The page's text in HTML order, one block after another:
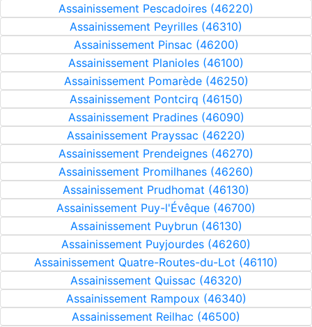
Assainissement Pescadoires (46220)
Assainissement Peyrilles (46310)
Assainissement Pinsac (46200)
Assainissement Planioles (46100)
Assainissement Pomarède (46250)
Assainissement Pontcirq (46150)
Assainissement Pradines (46090)
Assainissement Prayssac (46220)
Assainissement Prendeignes (46270)
Assainissement Promilhanes (46260)
Assainissement Prudhomat (46130)
Assainissement Puy-l'Évêque (46700)
Assainissement Puybrun (46130)
Assainissement Puyjourdes (46260)
Assainissement Quatre-Routes-du-Lot (46110)
Assainissement Quissac (46320)
Assainissement Rampoux (46340)
Assainissement Reilhac (46500)